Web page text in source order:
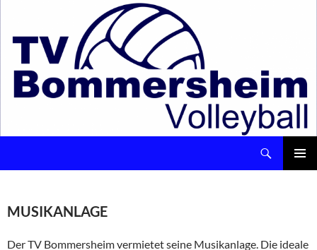
MUSIKANLAGE
Der TV Bommersheim vermietet seine Musikanlage. Die ideale